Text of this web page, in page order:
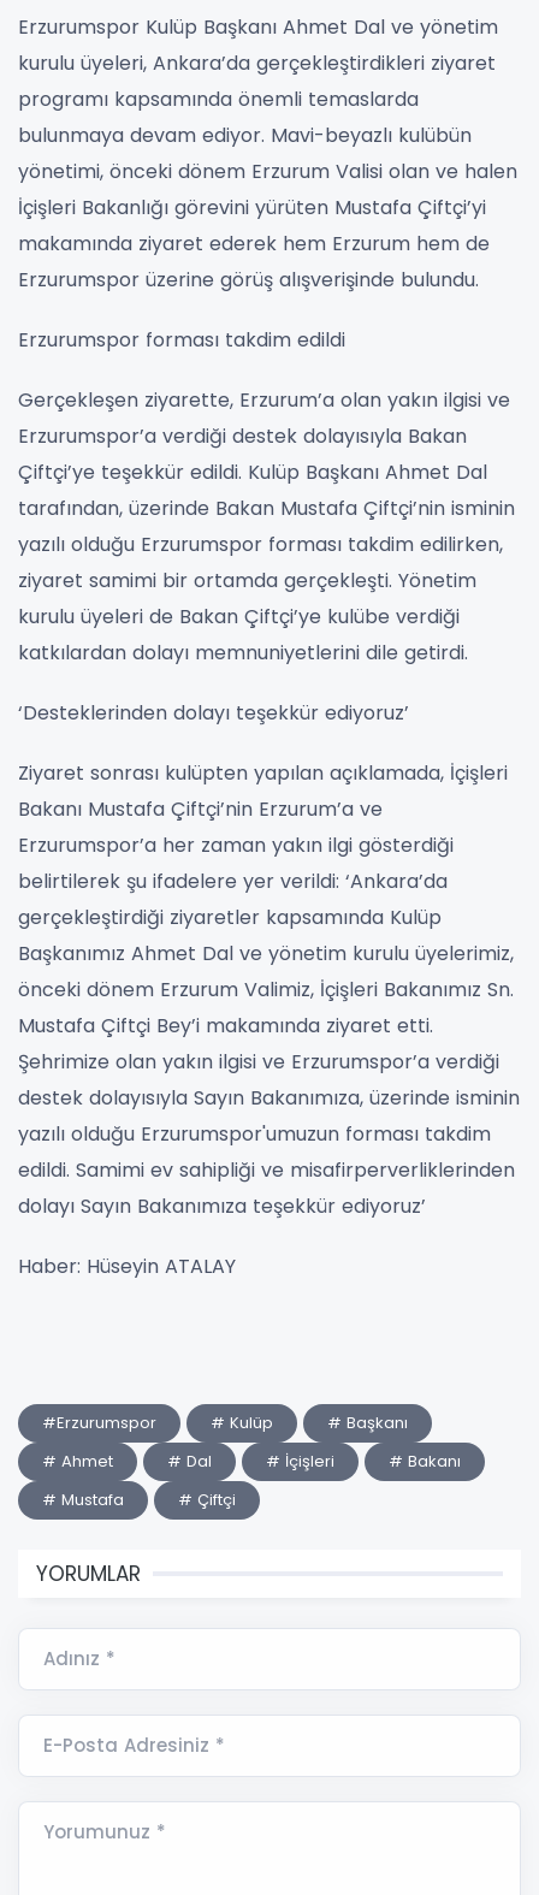
Erzurumspor Kulüp Başkanı Ahmet Dal ve yönetim
kurulu üyeleri, Ankara’da gerçekleştirdikleri ziyaret
programı kapsamında önemli temaslarda
bulunmaya devam ediyor. Mavi-beyazlı kulübün
yönetimi, önceki dönem Erzurum Valisi olan ve halen
İçişleri Bakanlığı görevini yürüten Mustafa Çiftçi’yi
makamında ziyaret ederek hem Erzurum hem de
Erzurumspor üzerine görüş alışverişinde bulundu.
Erzurumspor forması takdim edildi
Gerçekleşen ziyarette, Erzurum’a olan yakın ilgisi ve
Erzurumspor’a verdiği destek dolayısıyla Bakan
Çiftçi’ye teşekkür edildi. Kulüp Başkanı Ahmet Dal
tarafından, üzerinde Bakan Mustafa Çiftçi’nin isminin
yazılı olduğu Erzurumspor forması takdim edilirken,
ziyaret samimi bir ortamda gerçekleşti. Yönetim
kurulu üyeleri de Bakan Çiftçi’ye kulübe verdiği
katkılardan dolayı memnuniyetlerini dile getirdi.
‘Desteklerinden dolayı teşekkür ediyoruz’
Ziyaret sonrası kulüpten yapılan açıklamada, İçişleri
Bakanı Mustafa Çiftçi’nin Erzurum’a ve
Erzurumspor’a her zaman yakın ilgi gösterdiği
belirtilerek şu ifadelere yer verildi: ‘Ankara’da
gerçekleştirdiği ziyaretler kapsamında Kulüp
Başkanımız Ahmet Dal ve yönetim kurulu üyelerimiz,
önceki dönem Erzurum Valimiz, İçişleri Bakanımız Sn.
Mustafa Çiftçi Bey’i makamında ziyaret etti.
Şehrimize olan yakın ilgisi ve Erzurumspor’a verdiği
destek dolayısıyla Sayın Bakanımıza, üzerinde isminin
yazılı olduğu Erzurumspor'umuzun forması takdim
edildi. Samimi ev sahipliği ve misafirperverliklerinden
dolayı Sayın Bakanımıza teşekkür ediyoruz’
Haber: Hüseyin ATALAY
#Erzurumspor # Kulüp
# Başkanı
# Ahmet
# Dal # İçişleri
# Bakanı
# Mustafa
# Çiftçi
YORUMLAR
Adınız *
E-Posta Adresiniz *
Yorumunuz *